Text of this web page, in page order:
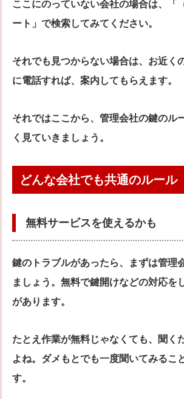
ここにのっていない会社の場合は、
ート」で検索してみてください。
それでも見つからない場合は、お近く
に電話すれば、案内してもらえます。
それではここから、管理会社の鍵のル
く見ていきましょう。
どんな会社でも共通のルール
無料サービスを使えるかも
鍵のトラブルがあったら、まずは管理
ましょう。無料で鍵開けなどの対応を
があります。
たとえ作業が無料じゃなくても、聞く
よね。ダメもとでも一度聞いてみるこ
す。